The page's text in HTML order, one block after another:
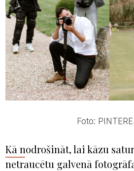
Foto:
Kā nodrošināt, lai kāzu
netraucētu galvenā